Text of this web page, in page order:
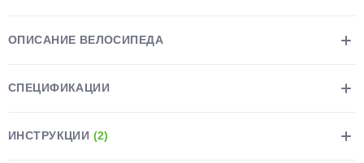
ОПИСАНИЕ ВЕЛОСИПЕДА
СПЕЦИФИКАЦИИ
ИНСТРУКЦИИ (2)